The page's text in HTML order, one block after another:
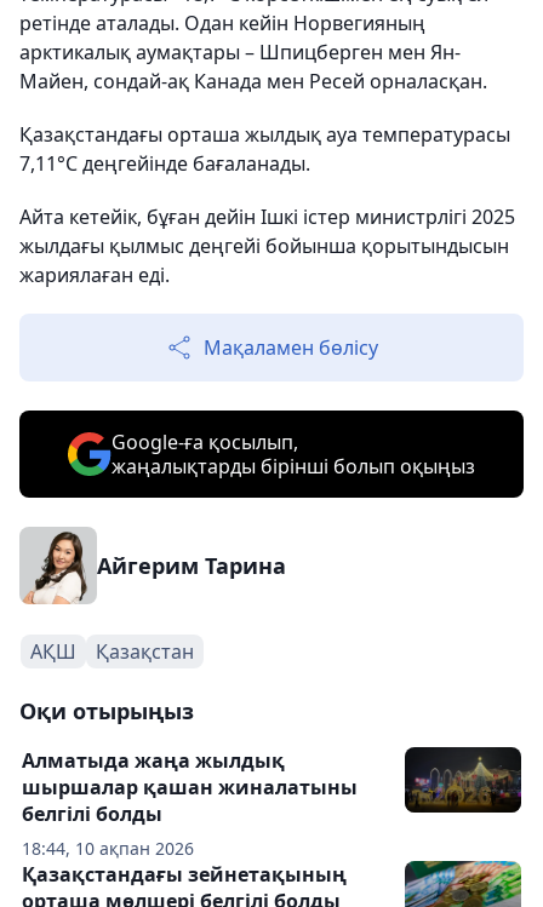
ретінде аталады. Одан кейін Норвегияның
арктикалық аумақтары – Шпицберген мен Ян-
Майен, сондай-ақ Канада мен Ресей орналасқан.
Қазақстандағы орташа жылдық ауа температурасы
7,11°C деңгейінде бағаланады.
Айта кетейік, бұған дейін Ішкі істер министрлігі 2025
жылдағы қылмыс деңгейі бойынша қорытындысын
жариялаған еді.
Мақаламен бөлісу
Google-ға қосылып,
жаңалықтарды бірінші болып оқыңыз
Айгерим Тарина
АҚШ Қазақстан
Оқи отырыңыз
18:44, 10 ақпан 2026
Алматыда жаңа жылдық
шыршалар қашан жиналатыны
белгілі болды
Қазақстандағы зейнетақының
орташа мөлшері белгілі болды